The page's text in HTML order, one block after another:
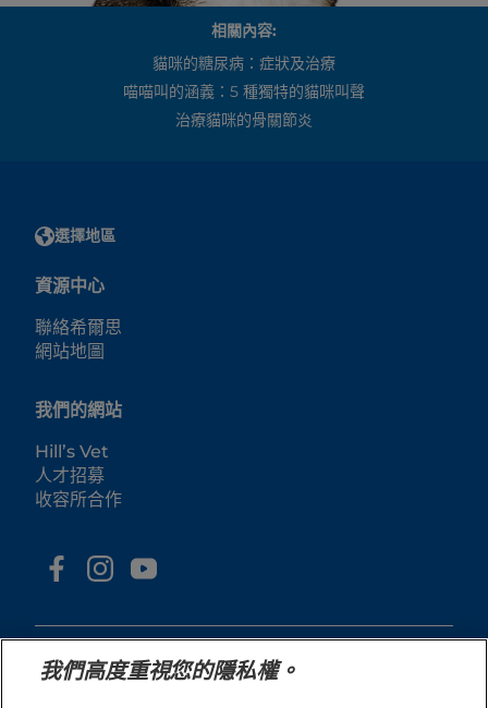
相關內容:
貓咪的糖尿病：症狀及治療
喵喵叫的涵義：5 種獨特的貓咪叫聲
治療貓咪的骨關節炎
選擇地區
資源中心
聯絡希爾思
網站地圖
我們的網站
Hill’s Vet
人才招募
收容所合作
我們高度重視您的隱私權。